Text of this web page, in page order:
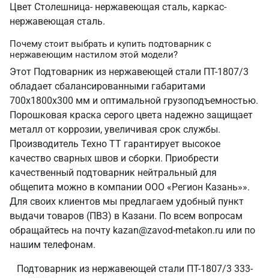
Цвет Столешница- нержавеющая сталь, каркас-
нержавеющая сталь.
Почему стоит выбрать и купить подтоварник с
нержавеющим настилом этой модели?
Этот Подтоварник из нержавеющей стали ПТ-1807/3
обладает сбалансированными габаритами
700х1800х300 мм и оптимальной грузоподъемностью.
Порошковая краска серого цвета надежно защищает
металл от коррозии, увеличивая срок службы.
Производитель Техно ТТ гарантирует высокое
качество сварных швов и сборки. Приобрести
качественный подтоварник нейтральный для
общепита можно в компании ООО «Регион Казань»».
Для своих клиентов мы предлагаем удобный пункт
выдачи товаров (ПВЗ) в Казани. По всем вопросам
обращайтесь на почту kazan@zavod-metakon.ru или по
нашим телефонам.
Подтоварник из нержавеющей стали ПТ-1807/3 333-